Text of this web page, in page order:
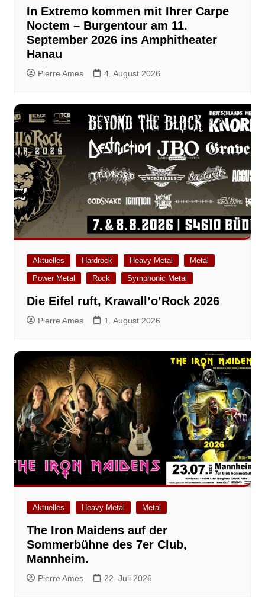
In Extremo kommen mit Ihrer Carpe
Noctem – Burgentour am 11.
September 2026 ins Amphitheater
Hanau
Pierre Ames 4. August 2026
Aktuelles Hardrock Heavy Metal
Metal
Power Metal
Rock Symphonic Metal
Die Eifel ruft, Krawall’o’Rock 2026
Pierre Ames 1. August 2026
Aktuelles Heavy Metal Metal
The Iron Maidens auf der
Sommerbühne des 7er Club,
Mannheim.
Pierre Ames 22. Juli 2026